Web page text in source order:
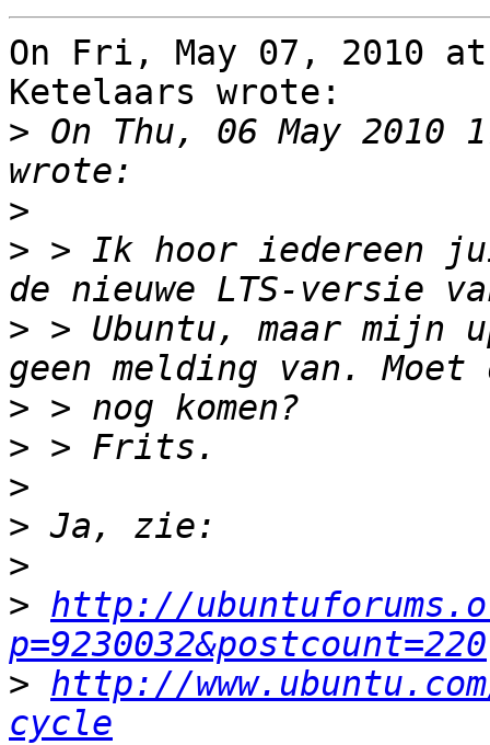
On Fri, May 07, 2010 at
Ketelaars wrote:
> On Thu, 06 May
>
> > Ik hoor iedereen
> > Ubuntu, maar mijn
>
>
>
>
>
> http://
p=9230032&postcount=220
> http://
cycle